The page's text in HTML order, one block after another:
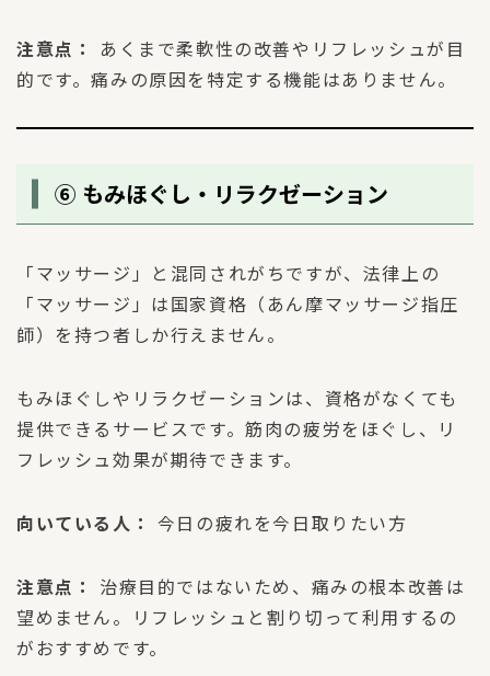
注意点：
あくまで柔軟性の改善やリフレッシュが目
的です。痛みの原因を特定する機能はありません。
⑥ もみほぐし・リラクゼーション
「マッサージ」と混同されがちですが、法律上の
「マッサージ」は国家資格（あん摩マッサージ指圧
師）を持つ者しか行えません。
もみほぐしやリラクゼーションは、資格がなくても
提供できるサービスです。筋肉の疲労をほぐし、リ
フレッシュ効果が期待できます。
向いている人： 今日の疲れを今日取りたい方
注意点：
治療目的ではないため、痛みの根本改善は
望めません。リフレッシュと割り切って利用するの
がおすすめです。